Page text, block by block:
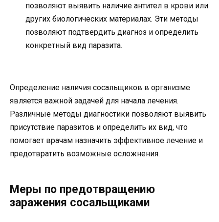
позволяют выявить наличие антител в крови или
других биологических материалах. Эти методы
позволяют подтвердить диагноз и определить
конкретный вид паразита.
Определение наличия сосальщиков в организме
является важной задачей для начала лечения.
Различные методы диагностики позволяют выявить
присутствие паразитов и определить их вид, что
помогает врачам назначить эффективное лечение и
предотвратить возможные осложнения.
Меры по предотвращению
заражения сосальщиками